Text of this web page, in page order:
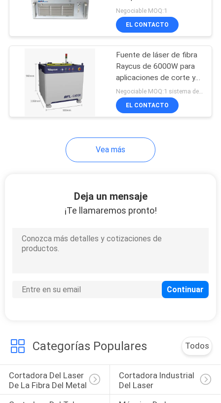
de la fibra de la
precisión
Soldadora de laser
146
impresora del metal
extracción del humo
del laser
12
para la industria de la
limpieza del metal
Negociable MOQ:1
EL CONTACTO
Fuente de láser de fibra
Raycus de 6000W para
aplicaciones de corte y
soldadura de equipos
láser industriales
EL CONTACTO
Vea más
Deja un mensaje
¡Te llamaremos pronto!
Categorías Populares Todos
Cortadora Del Laser
De La Fibra Del Metal
Cortadora Industrial
Del Laser